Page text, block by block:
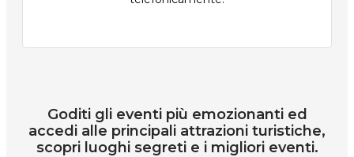
Goditi gli eventi più emozionanti ed
accedi alle principali attrazioni turistiche,
scopri luoghi segreti e i migliori eventi.